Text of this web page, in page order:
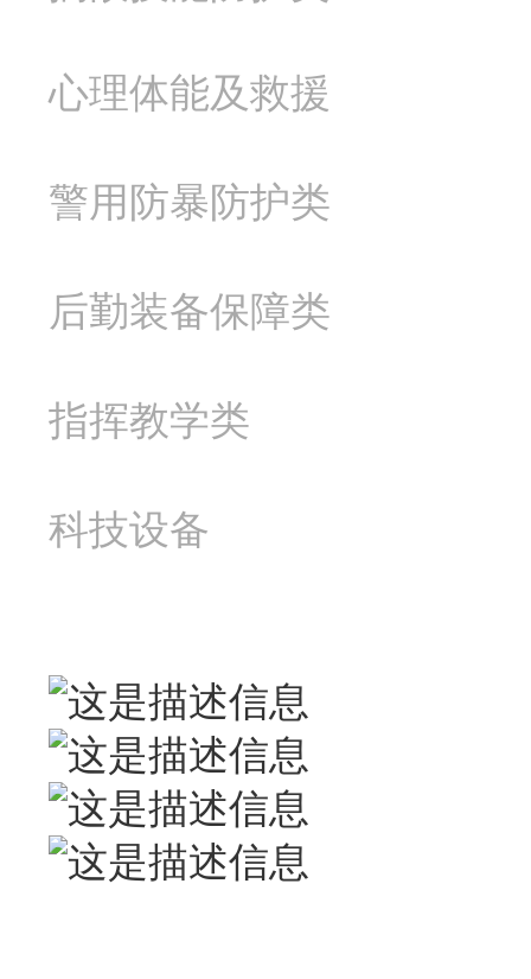
心理体能及救援
警用防暴防护类
后勤装备保障类
指挥教学类
科技设备